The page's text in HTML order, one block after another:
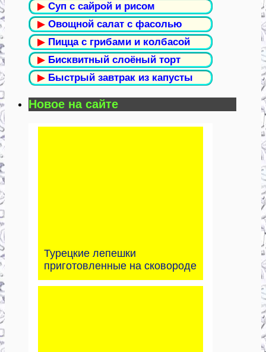
▶ Суп с сайрой и рисом
▶ Овощной салат с фасолью
▶ Пицца с грибами и колбасой
▶ Бисквитный слоёный торт
▶ Быстрый завтрак из капусты
Новое на сайте
Турецкие лепешки
приготовленные на сковороде